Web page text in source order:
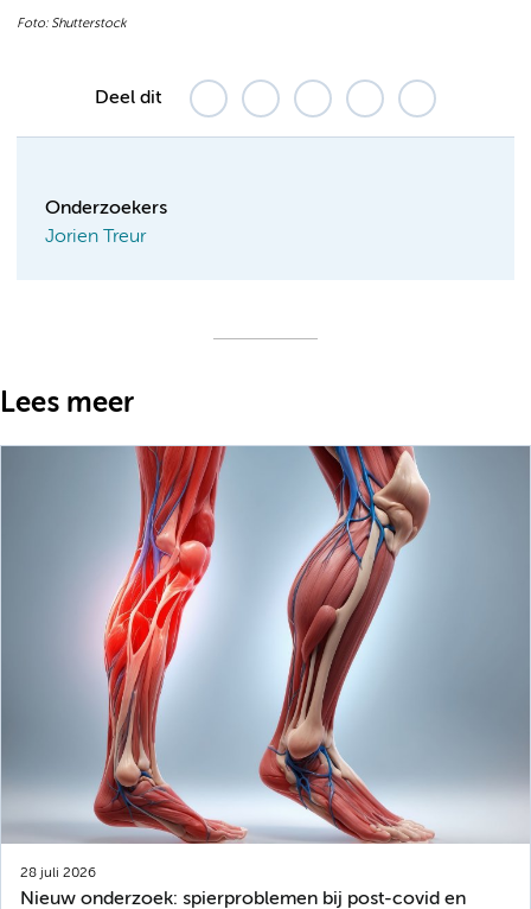
Foto: Shutterstock
Deel dit
Onderzoekers
Jorien Treur
Lees meer
28 juli 2026
Nieuw onderzoek: spierproblemen bij post-covid en